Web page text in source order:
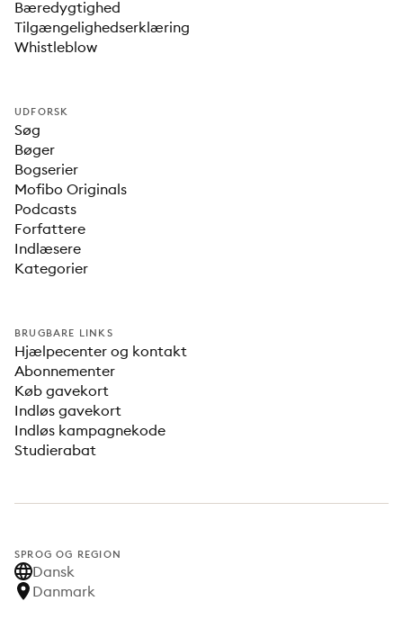
Bæredygtighed
Tilgængelighedserklæring
Whistleblow
UDFORSK
Søg
Bøger
Bogserier
Mofibo Originals
Podcasts
Forfattere
Indlæsere
Kategorier
BRUGBARE LINKS
Hjælpecenter og kontakt
Abonnementer
Køb gavekort
Indløs gavekort
Indløs kampagnekode
Studierabat
SPROG OG REGION
Dansk
Danmark